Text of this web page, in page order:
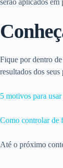
serão aplicados em
Fique por dentro
resultados dos
5 motivos para
Como controlar de
Até o próximo